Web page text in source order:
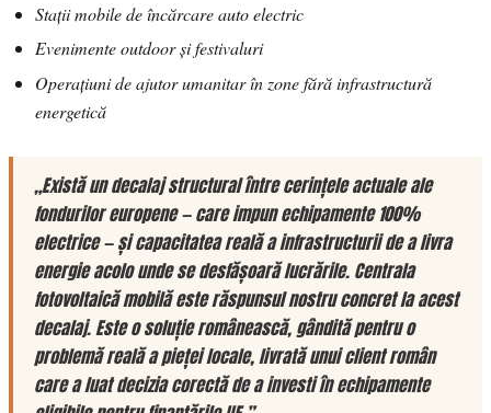
Stații mobile de încărcare auto electric
Evenimente outdoor și festivaluri
Operațiuni de ajutor umanitar în zone fără infrastructură
energetică
„Există un decalaj structural între cerințele actuale ale
fondurilor europene — care impun echipamente 100%
electrice — și capacitatea reală a infrastructurii de a livra
energie acolo unde se desfășoară lucrările. Centrala
fotovoltaică mobilă este răspunsul nostru concret la acest
decalaj. Este o soluție românească, gândită pentru o
problemă reală a pieței locale, livrată unui client român
care a luat decizia corectă de a investi în echipamente